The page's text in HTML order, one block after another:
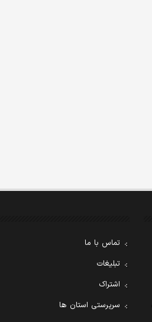
تماس با ما
تبلیغات
اشتراک
سرپرستی استان ها